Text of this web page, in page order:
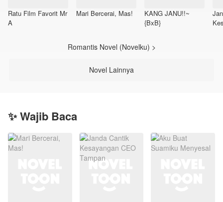
Ratu Film Favorit Mr
A
Mari Bercerai, Mas!
KANG JANU!!~
{BxB}
Romantis Novel (Novelku) >
Novel Lainnya
✨ Wajib Baca